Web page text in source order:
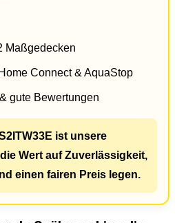
Maßgedecken
Connect & AquaStop
gute Bewertungen
ist unsere
Wert auf Zuverlässigkeit,
einen fairen Preis legen.